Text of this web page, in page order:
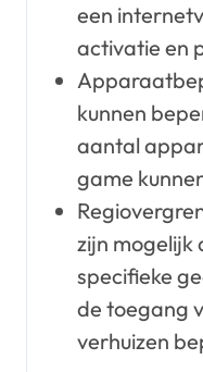
een
activatie en
kunnen
aantal
game
zijn mogelijk
specifieke
de toegang
verhuizen